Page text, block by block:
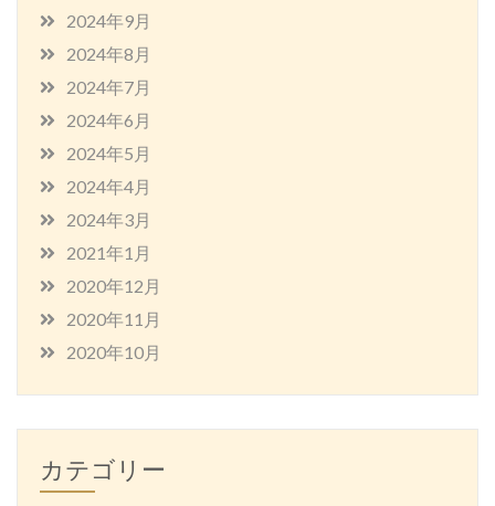
2024年9月
2024年8月
2024年7月
2024年6月
2024年5月
2024年4月
2024年3月
2021年1月
2020年12月
2020年11月
2020年10月
カテゴリー